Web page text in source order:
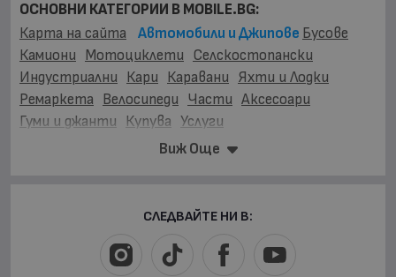
Виж Още
ОСНОВНИ КАТЕГОРИИ В MOBILE.BG:
Карта на сайта
Автомобили и Джипове Бусове
Камиони Мотоциклети Селскостопански
Индустриални Кари Каравани Яхти и Лодки
Ремаркета Велосипеди Части Аксесоари
Гуми и джанти
Купува Услуги
Audi (16296) Austin
Bertone (1) Buick Cadillac
СЛЕДВАЙТЕ НИ В: